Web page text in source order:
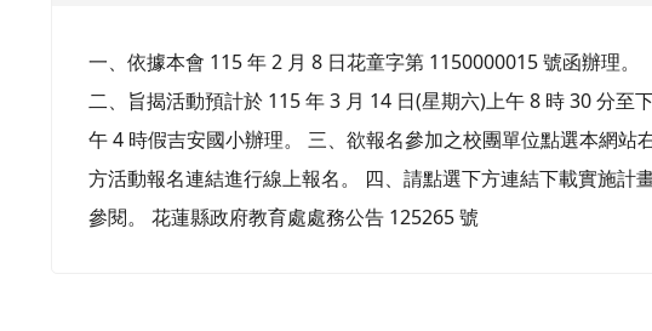
一、依據本會 115 年 2 月 8 日花童字第 1150000015 號函辦理。
二、旨揭活動預計於 115 年 3 月 14 日(星期六)上午 8 時 30 分至
午 4 時假吉安國小辦理。 三、欲報名參加之校團單位點選本網站
方活動報名連結進行線上報名。 四、請點選下方連結下載實施計
參閱。 花蓮縣政府教育處處務公告 125265 號